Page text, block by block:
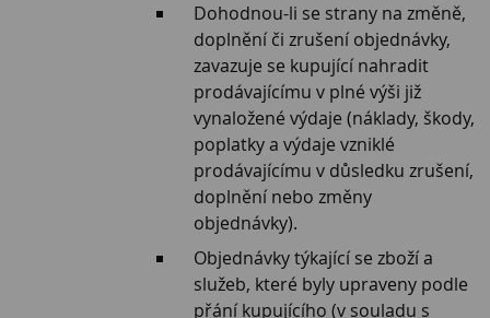
Dohodnou-li se strany na změně,
doplnění či zrušení objednávky,
zavazuje se kupující nahradit
prodávajícímu v plné výši již
vynaložené výdaje (náklady, škody,
poplatky a výdaje vzniklé
prodávajícímu v důsledku zrušení,
doplnění nebo změny
objednávky).
Objednávky týkající se zboží a
služeb, které byly upraveny podle
přání kupujícího (v souladu s